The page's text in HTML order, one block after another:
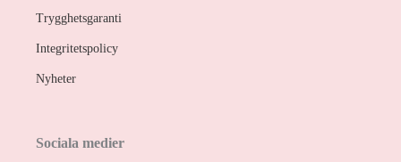
Trygghetsgaranti
Integritetspolicy
Nyheter
Sociala medier